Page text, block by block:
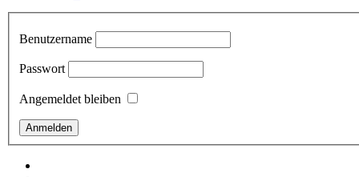
Benutzername
Passwort
Angemeldet bleiben